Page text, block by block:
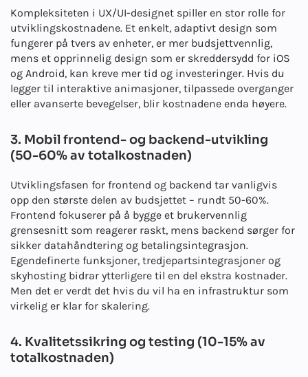
Kompleksiteten i UX/UI-designet spiller en stor rolle for
utviklingskostnadene. Et enkelt, adaptivt design som
fungerer på tvers av enheter, er mer budsjettvennlig,
mens et opprinnelig design som er skreddersydd for iOS
og Android, kan kreve mer tid og investeringer. Hvis du
legger til interaktive animasjoner, tilpassede overganger
eller avanserte bevegelser, blir kostnadene enda høyere.
3. Mobil frontend- og backend-utvikling
(50-60% av totalkostnaden)
Utviklingsfasen for frontend og backend tar vanligvis
opp den største delen av budsjettet – rundt 50-60%.
Frontend fokuserer på å bygge et brukervennlig
grensesnitt som reagerer raskt, mens backend sørger for
sikker datahåndtering og betalingsintegrasjon.
Egendefinerte funksjoner, tredjepartsintegrasjoner og
skyhosting bidrar ytterligere til en del ekstra kostnader.
Men det er verdt det hvis du vil ha en infrastruktur som
virkelig er klar for skalering.
4. Kvalitetssikring og testing (10-15% av
totalkostnaden)